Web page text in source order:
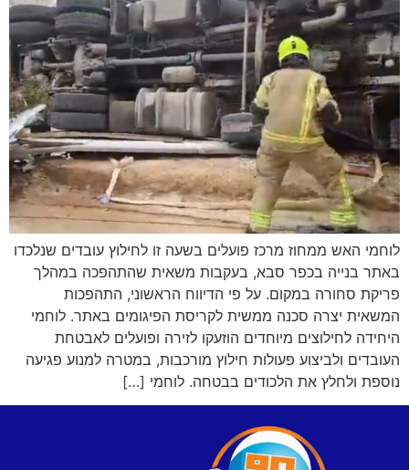
לוחמי האש ממחוז מרכז פועלים בשעה זו לחילוץ עובדים שנלכדו
באתר בנייה בכפר סבא, בעקבות משאית שהתהפכה במהלך
פריקת סחורה במקום. על פי הדיווח הראשוני, התהפכות
המשאית יצרה סכנה ממשית לקריסת הפיגומים באתר. לוחמי
היחידה לחילוצים מיוחדים הוזעקו לזירה ופועלים לאבטחת
העובדים ולביצוע פעולות חילוץ מורכבות, במטרה למנוע פגיעה
נוספת ולחלץ את הלכודים בבטחה. לוחמי […]